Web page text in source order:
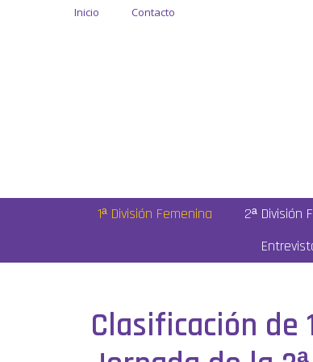
Inicio Contacto
1ª División Femenina 2ª División
Clasificación de